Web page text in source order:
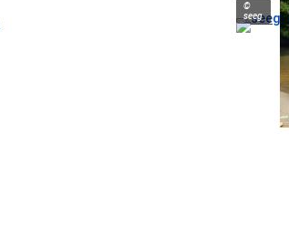
©
seeg